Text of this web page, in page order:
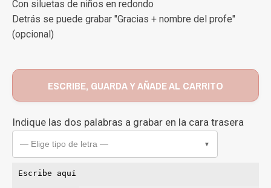
Con siluetas de niños en redondo
Detrás se puede grabar "Gracias + nombre del profe"
(opcional)
ESCRIBE, GUARDA Y AÑADE AL CARRITO
Indique las dos palabras a grabar en la cara trasera
— Elige tipo de letra — ▼